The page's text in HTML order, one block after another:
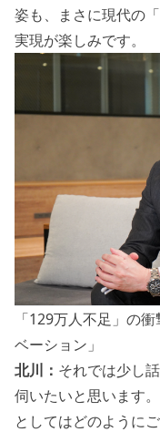
姿も、まさに現代の
実現が楽しみです。
「129万人不足」の
ベーション」
北川： それでは少し
伺いたいと思います
としてはどのように